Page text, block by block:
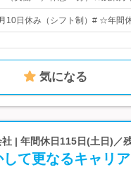
月10日休み（シフト制）# ☆年
気になる
| 年間休日115日(土日)／
して更なるキャリ